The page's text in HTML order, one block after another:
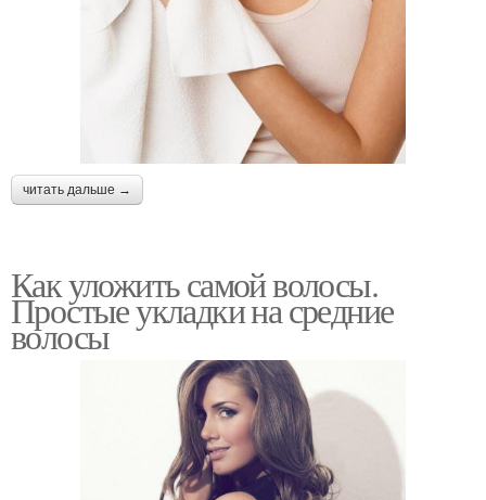
читать дальше →
Как уложить самой волосы.
Простые укладки на средние
волосы